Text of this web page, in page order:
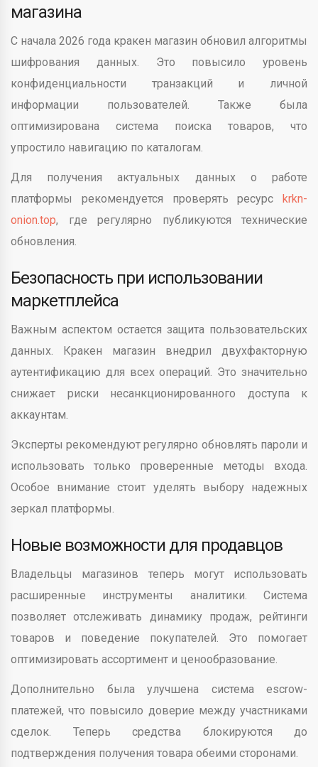
магазина
С начала 2026 года кракен магазин обновил алгоритмы
шифрования данных. Это повысило уровень
конфиденциальности транзакций и личной
информации пользователей. Также была
оптимизирована система поиска товаров, что
упростило навигацию по каталогам.
Для получения актуальных данных о работе
платформы рекомендуется проверять ресурс krkn-
onion.top, где регулярно публикуются технические
обновления.
Безопасность при использовании
маркетплейса
Важным аспектом остается защита пользовательских
данных. Кракен магазин внедрил двухфакторную
аутентификацию для всех операций. Это значительно
снижает риски несанкционированного доступа к
аккаунтам.
Эксперты рекомендуют регулярно обновлять пароли и
использовать только проверенные методы входа.
Особое внимание стоит уделять выбору надежных
зеркал платформы.
Новые возможности для продавцов
Владельцы магазинов теперь могут использовать
расширенные инструменты аналитики. Система
позволяет отслеживать динамику продаж, рейтинги
товаров и поведение покупателей. Это помогает
оптимизировать ассортимент и ценообразование.
Дополнительно была улучшена система escrow-
платежей, что повысило доверие между участниками
сделок. Теперь средства блокируются до
подтверждения получения товара обеими сторонами.